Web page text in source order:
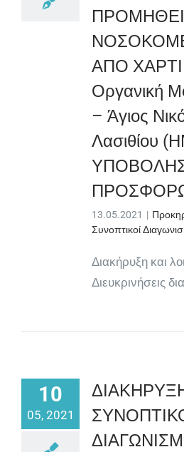
ΑΠΟ ΧΑΡΤΙ
Οργανική
– Άγιος
Λασιθίου
13.05.2021 |
Συνοπτικοί
Διακήρυξη και
Διευκρινήσεις
10
05, 2021